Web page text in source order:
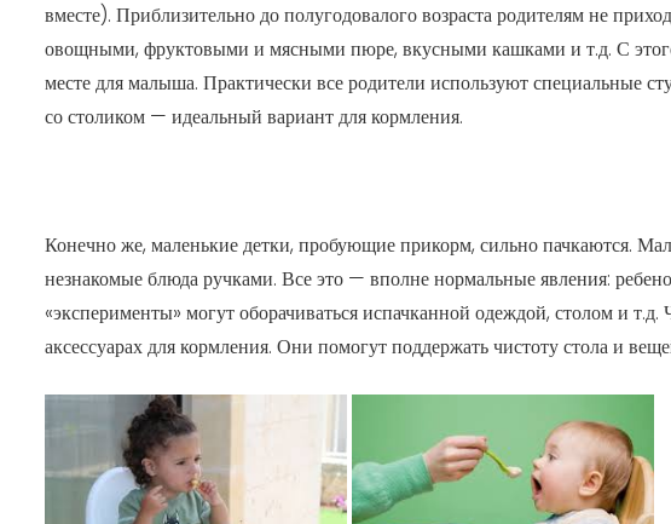
вместе). Приблизительно до полугодовалого возраста родителям не
овощными, фруктовыми и мясными пюре, вкусными кашками и т.д. С этого
месте для малыша. Практически все родители используют специальные
со столиком — идеальный вариант для кормления.
Конечно же, маленькие детки, пробующие прикорм, сильно пачкаются.
незнакомые блюда ручками. Все это — вполне нормальные явления:
«эксперименты» могут оборачиваться испачканной одеждой, столом и
аксессуарах для кормления. Они помогут поддержать чистоту стола и